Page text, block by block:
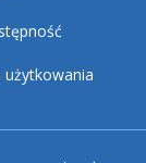
użytkowania